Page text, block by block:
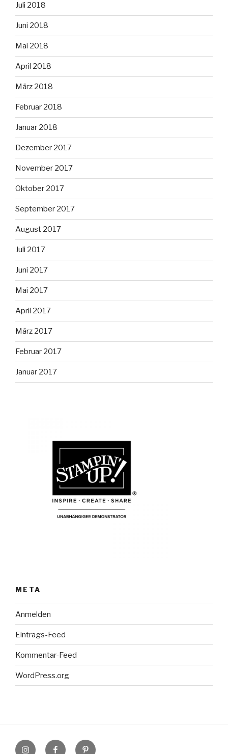
Juli 2018
Juni 2018
Mai 2018
April 2018
März 2018
Februar 2018
Januar 2018
Dezember 2017
November 2017
Oktober 2017
September 2017
August 2017
Juli 2017
Juni 2017
Mai 2017
April 2017
März 2017
Februar 2017
Januar 2017
META
Anmelden
Eintrags-Feed
Kommentar-Feed
WordPress.org
InstagramFacebookPinterest